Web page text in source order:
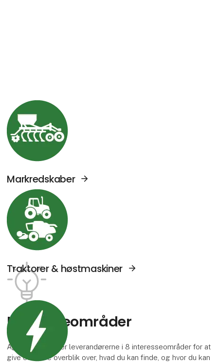
Interesse­områder
Agromek inddeler leverandørerne i 8 interesseområder for at
give et bedre overblik over, hvad du kan finde, og hvor du kan
Markredskaber
Traktorer & høstmaskiner